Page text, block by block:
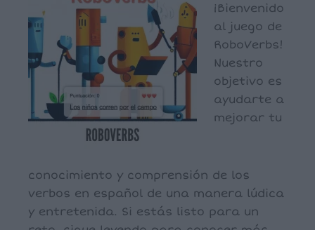
¡Bienvenido
al juego de
RoboVerbs!
Nuestro
objetivo es
ayudarte a
mejorar tu
conocimiento y comprensión de los
verbos en español de una manera lúdica
y entretenida. Si estás listo para un